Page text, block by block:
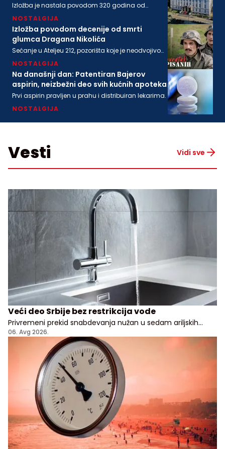
Izložba je nastala povodom 320 godina od
Matice srpske
NOSTALGIJA
Izložba povodom decenije od smrti
glumca Dragana Nikolića
Sećanje u Ateljeu 212, pozorišta koje je neodvojivo
NOSTALGIJA
Na današnji dan: Patentiran Bajerov
aspirin, neizbežni deo svih kućnih apoteka
Prvi aspirin pravljen u prahu i distribuiran lekarima.
NOSTALGIJA
Vesti Vidi sve
Veći deo Srbije bez restrikcija vode
Privremeni prekid snabdevanja nužan u sedam ariljskih
naselja
06. Avg 2026.